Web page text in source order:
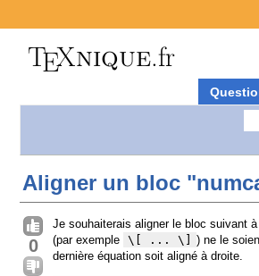
Aligner un bloc
0
Je souhaiterais aligner le bloc suivant
(par exemple \[ ... \]
) ne le
dernière équation soit aligné à droite.